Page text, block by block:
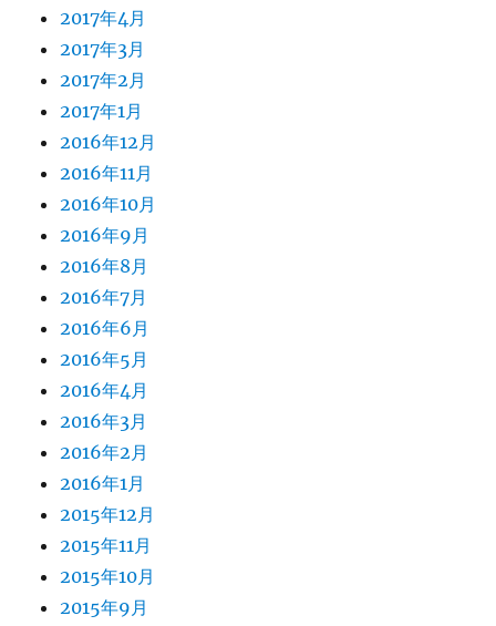
2017年4月
2017年3月
2017年2月
2017年1月
2016年12月
2016年11月
2016年10月
2016年9月
2016年8月
2016年7月
2016年6月
2016年5月
2016年4月
2016年3月
2016年2月
2016年1月
2015年12月
2015年11月
2015年10月
2015年9月